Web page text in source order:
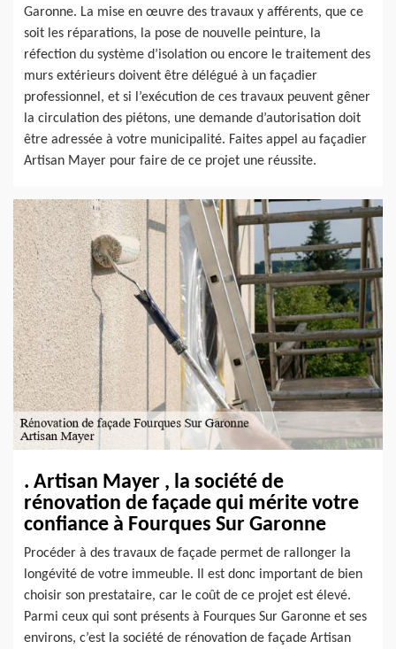
Garonne. La mise en œuvre des travaux y afférents, que ce
soit les réparations, la pose de nouvelle peinture, la
réfection du système d’isolation ou encore le traitement des
murs extérieurs doivent être délégué à un façadier
professionnel, et si l’exécution de ces travaux peuvent gêner
la circulation des piétons, une demande d’autorisation doit
être adressée à votre municipalité. Faites appel au façadier
Artisan Mayer pour faire de ce projet une réussite.
. Artisan Mayer , la société de
rénovation de façade qui mérite votre
confiance à Fourques Sur Garonne
Procéder à des travaux de façade permet de rallonger la
longévité de votre immeuble. Il est donc important de bien
choisir son prestataire, car le coût de ce projet est élevé.
Parmi ceux qui sont présents à Fourques Sur Garonne et ses
environs, c’est la société de rénovation de façade Artisan